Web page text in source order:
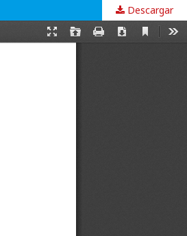
Descargar